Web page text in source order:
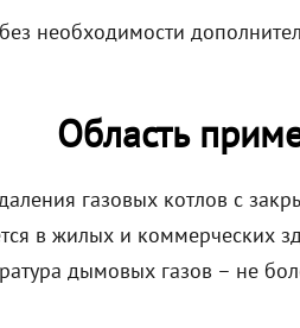
необходимости
Область
газовых котлов с
в жилых и коммерческих
дымовых газов – не